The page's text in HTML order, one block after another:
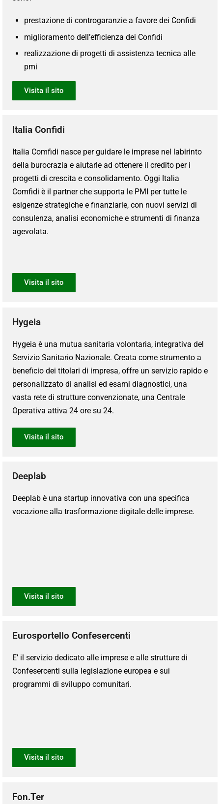
prestazione di controgaranzie a favore dei Confidi
miglioramento dell’efficienza dei Confidi
realizzazione di progetti di assistenza tecnica alle
pmi
Visita il sito
Italia Confidi
Italia Comfidi nasce per guidare le imprese nel labirinto
della burocrazia e aiutarle ad ottenere il credito per i
progetti di crescita e consolidamento. Oggi Italia
Comfidi è il partner che supporta le PMI per tutte le
esigenze strategiche e finanziarie, con nuovi servizi di
consulenza, analisi economiche e strumenti di finanza
agevolata.
Visita il sito
Hygeia
Hygeia è una mutua sanitaria volontaria, integrativa del
Servizio Sanitario Nazionale. Creata come strumento a
beneficio dei titolari di impresa, offre un servizio rapido e
personalizzato di analisi ed esami diagnostici, una
vasta rete di strutture convenzionate, una Centrale
Operativa attiva 24 ore su 24.
Visita il sito
Deeplab
Deeplab è una startup innovativa con una specifica
vocazione alla trasformazione digitale delle imprese.
Visita il sito
Eurosportello Confesercenti
E’ il servizio dedicato alle imprese e alle strutture di
Confesercenti sulla legislazione europea e sui
programmi di sviluppo comunitari.
Visita il sito
Fon.Ter